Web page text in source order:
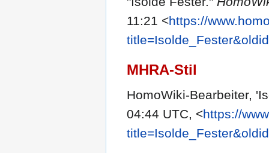
11:21 <https://
MHRA-Stil
HomoWiki-Bearbeiter,
04:44 UTC, <https://